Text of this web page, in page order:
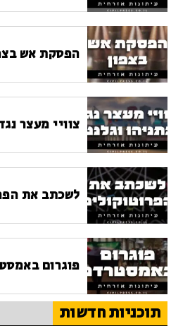
הפסקת אש
צוויי מעצר
לשכתב את
פוגרום
תוכניות חדשות